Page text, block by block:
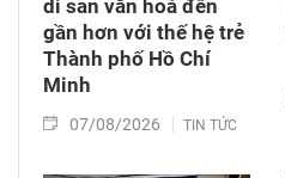
di sản văn hoá đến
gần hơn với thế hệ trẻ
Thành phố Hồ Chí
Minh
07/08/2026 TIN TỨC